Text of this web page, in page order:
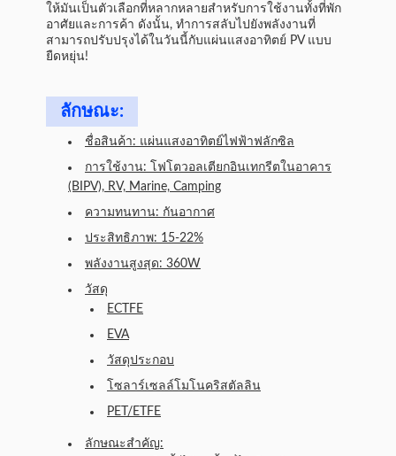
ให้มันเป็นตัวเลือกที่หลากหลายสําหรับการใช้งานทั้งที่พัก
อาศัยและการค้า ดังนั้น, ทําการสลับไปยังพลังงานที่
สามารถปรับปรุงได้ในวันนี้กับแผ่นแสงอาทิตย์ PV แบบ
ยืดหยุ่น!
ลักษณะ:
ชื่อสินค้า: แผ่นแสงอาทิตย์ไฟฟ้าฟลักซิล
การใช้งาน: โฟโตวอลเตียกอินเทกรีตในอาคาร
(BIPV), RV, Marine, Camping
ความทนทาน: กันอากาศ
ประสิทธิภาพ: 15-22%
พลังงานสูงสุด: 360W
วัสดุ
ECTFE
EVA
วัสดุประกอบ
โซลาร์เซลล์โมโนคริสตัลลิน
PET/ETFE
ลักษณะสําคัญ: